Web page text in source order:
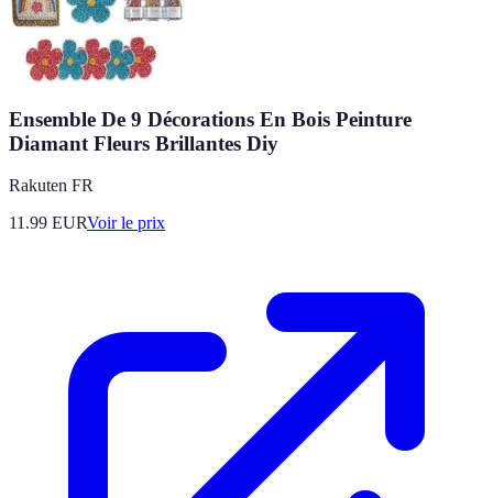
Ensemble De 9 Décorations En Bois Peinture
Diamant Fleurs Brillantes Diy
Rakuten FR
11.99 EURVoir le prix